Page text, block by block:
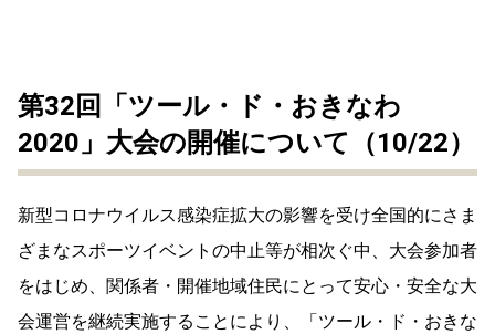
第32回「ツール・ド・おきなわ
2020」大会の開催について（10/22）
新型コロナウイルス感染症拡大の影響を受け全国的にさま
ざまなスポーツイベントの中止等が相次ぐ中、大会参加者
をはじめ、関係者・開催地域住民にとって安心・安全な大
会運営を継続実施することにより、「ツール・ド・おきな